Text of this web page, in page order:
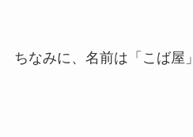
ちなみに、名前は「こば屋